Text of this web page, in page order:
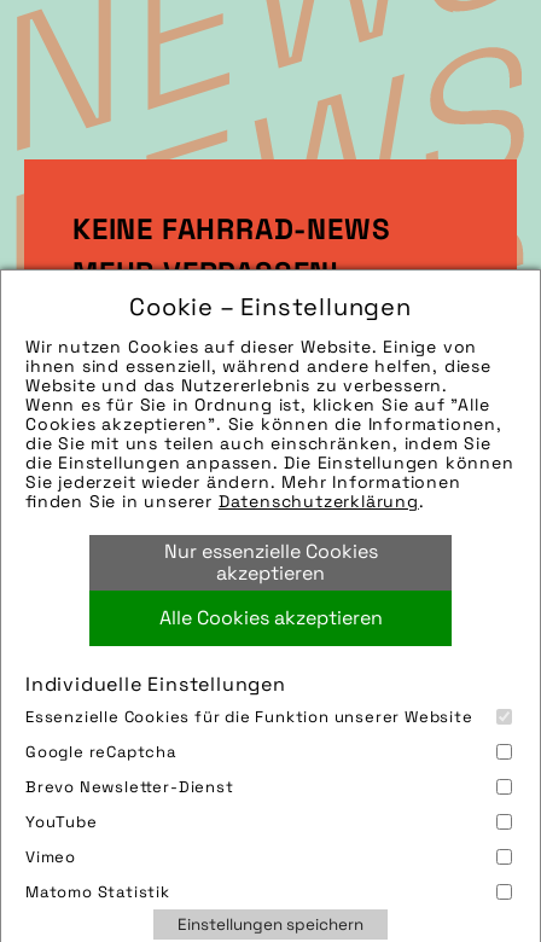
Cookie – Einstellungen
Wir nutzen Cookies auf dieser Website. Einige von
ihnen sind essenziell, während andere helfen, diese
Website und das Nutzererlebnis zu verbessern.
Wenn es für Sie in Ordnung ist, klicken Sie auf "Alle
Cookies akzeptieren". Sie können die Informationen,
die Sie mit uns teilen auch einschränken, indem Sie
die Einstellungen anpassen. Die Einstellungen können
Sie jederzeit wieder ändern. Mehr Informationen
finden Sie in unserer Datenschutzerklärung.
Nur essenzielle Cookies
akzeptieren
Alle Cookies akzeptieren
Individuelle Einstellungen
Essenzielle Cookies für die Funktion unserer Website
Google reCaptcha
Brevo Newsletter-Dienst
YouTube
Vimeo
Matomo Statistik
Einstellungen speichern
KEINE FAHRRAD-NEWS
MEHR VERPASSEN!
Melden Sie sich gleich zu unserem
Newsletter an!
Jetzt anmelden!
Nutzungsbedingungen
Datenschutz